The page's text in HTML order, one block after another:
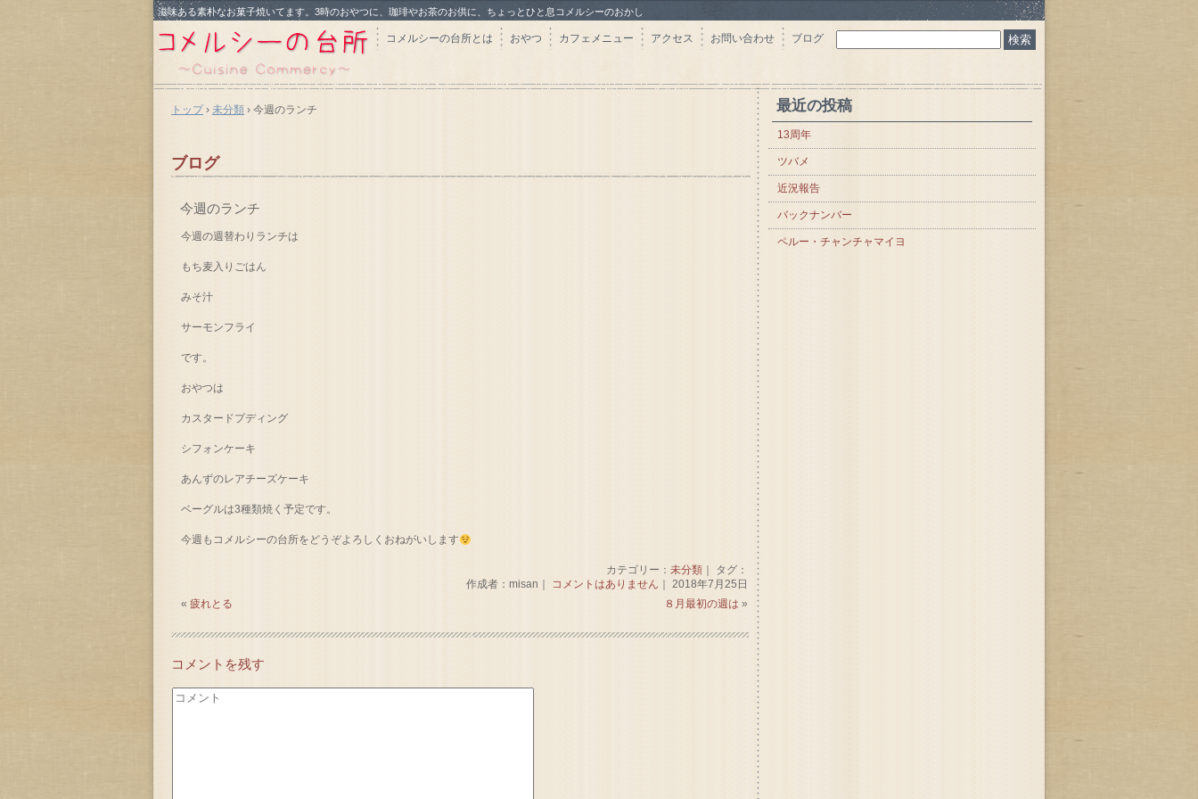
滋味ある素朴なお菓子焼いてます。3時のおやつに、珈琲やお茶のお供に、ちょっとひと息コメルシーのおかし
コメルシーの台所とは おやつ カフェメニュー アクセス お問い合わせ ブログ
トップ› 未分類 › 今週のランチ
ブログ
今週のランチ
今週の週替わりランチは
もち麦入りごはん
みそ汁
サーモンフライ
です。
おやつは
カスタードプディング
シフォンケーキ
あんずのレアチーズケーキ
ベーグルは3種類焼く予定です。
今週もコメルシーの台所をどうぞよろしくおねがいします
カテゴリー： 未分類｜ タグ：
作成者：misan｜ コメントはありません ｜ 2018年7月25日
«疲れとる ８月最初の週は »
コメントを残す
最近の投稿
13周年
ツバメ
近況報告
バックナンバー
ペルー・チャンチャマイヨ